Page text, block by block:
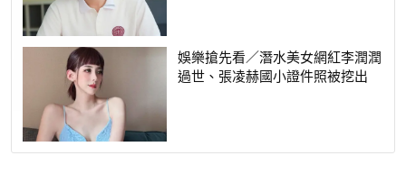
娛樂搶先看／潛水美女網紅李潤潤
過世、張凌赫國小證件照被挖出